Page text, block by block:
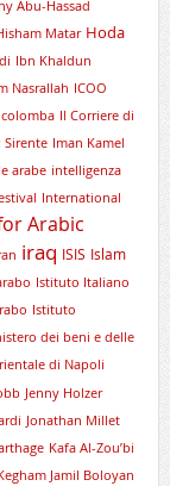
Abu-Hassad
Matar Hoda
Ibn Khaldun
Nasrallah ICOO
Il Corriere di
Sirente Iman Kamel
arabe intelligenza
International
Arabic
iraq ISIS Islam
Istituto Italiano
Istituto
dei beni e delle
di Napoli
Jenny Holzer
Jonathan Millet
Kafa Al-Zou’bi
Jamil Boloyan